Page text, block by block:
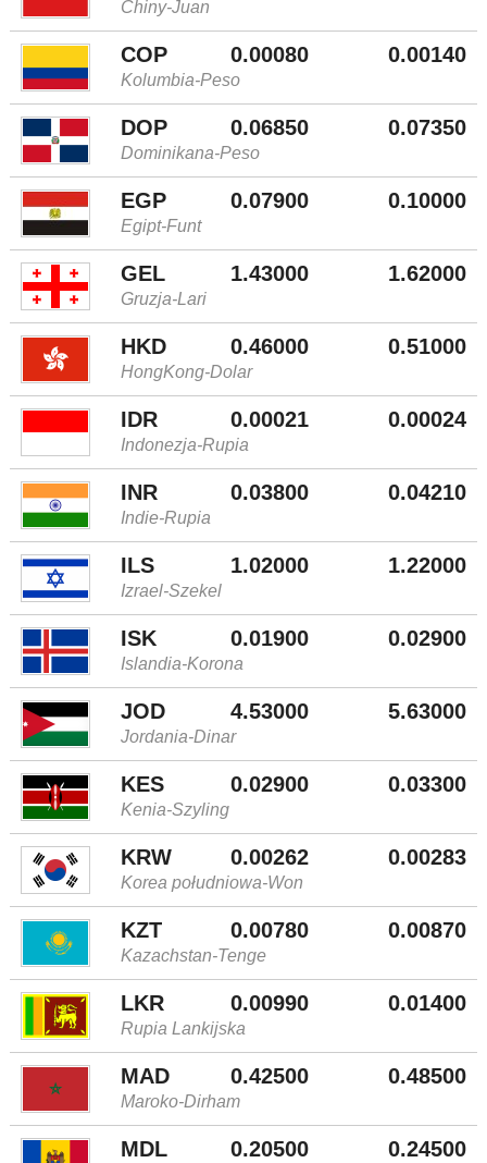
Chiny-Juan
COP 0.00080 0.00140
Kolumbia-Peso
DOP 0.06850 0.07350
Dominikana-Peso
EGP 0.07900 0.10000
Egipt-Funt
GEL 1.43000 1.62000
Gruzja-Lari
HKD 0.46000 0.51000
HongKong-Dolar
IDR 0.00021 0.00024
Indonezja-Rupia
INR 0.03800 0.04210
Indie-Rupia
ILS 1.02000 1.22000
Izrael-Szekel
ISK 0.01900 0.02900
Islandia-Korona
JOD 4.53000 5.63000
Jordania-Dinar
KES 0.02900 0.03300
Kenia-Szyling
KRW 0.00262 0.00283
Korea południowa-Won
KZT 0.00780 0.00870
Kazachstan-Tenge
LKR 0.00990 0.01400
Rupia Lankijska
MAD 0.42500 0.48500
Maroko-Dirham
MDL 0.20500 0.24500